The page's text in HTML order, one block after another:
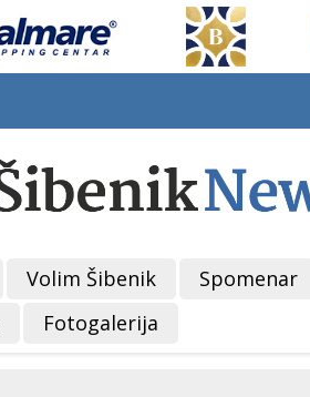
Volim Šibenik Spomenar
Fotogalerija